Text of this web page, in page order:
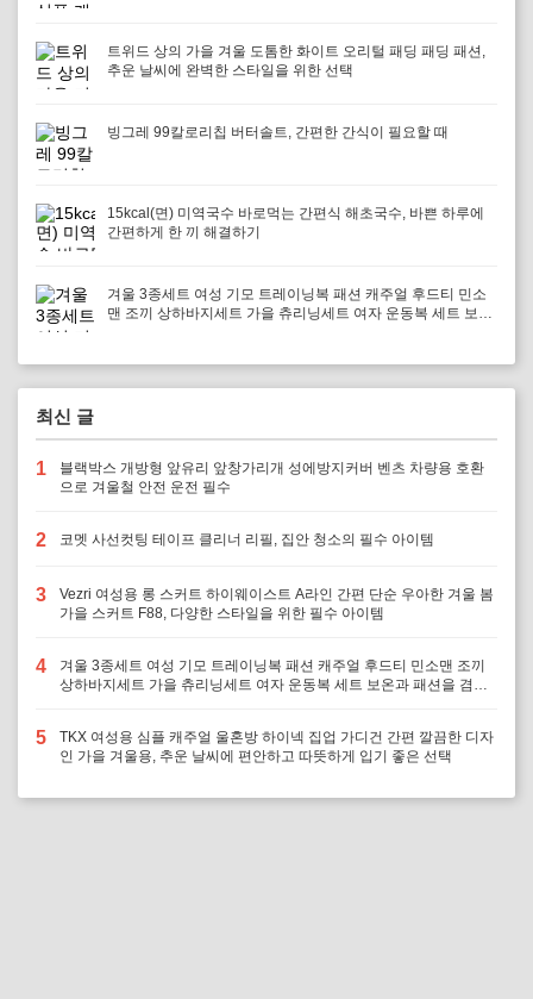
트위드 상의 가을 겨울 도톰한 화이트 오리털 패딩 패딩 패션,
추운 날씨에 완벽한 스타일을 위한 선택
빙그레 99칼로리칩 버터솔트, 간편한 간식이 필요할 때
15kcal(면) 미역국수 바로먹는 간편식 해초국수, 바쁜 하루에
간편하게 한 끼 해결하기
겨울 3종세트 여성 기모 트레이닝복 패션 캐주얼 후드티 민소
맨 조끼 상하바지세트 가을 츄리닝세트 여자 운동복 세트 보온
최신 글
1
블랙박스 개방형 앞유리 앞창가리개 성에방지커버 벤츠 차량용 호환
으로 겨울철 안전 운전 필수
2 코멧 사선컷팅 테이프 클리너 리필, 집안 청소의 필수 아이템
3
Vezri 여성용 롱 스커트 하이웨이스트 A라인 간편 단순 우아한 겨울 봄
가을 스커트 F88, 다양한 스타일을 위한 필수 아이템
4
겨울 3종세트 여성 기모 트레이닝복 패션 캐주얼 후드티 민소맨 조끼
상하바지세트 가을 츄리닝세트 여자 운동복 세트 보온과 패션을 겸비,
5
TKX 여성용 심플 캐주얼 울혼방 하이넥 집업 가디건 간편 깔끔한 디자
인 가을 겨울용, 추운 날씨에 편안하고 따뜻하게 입기 좋은 선택